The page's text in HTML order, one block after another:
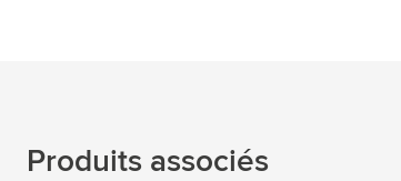
Produits associés